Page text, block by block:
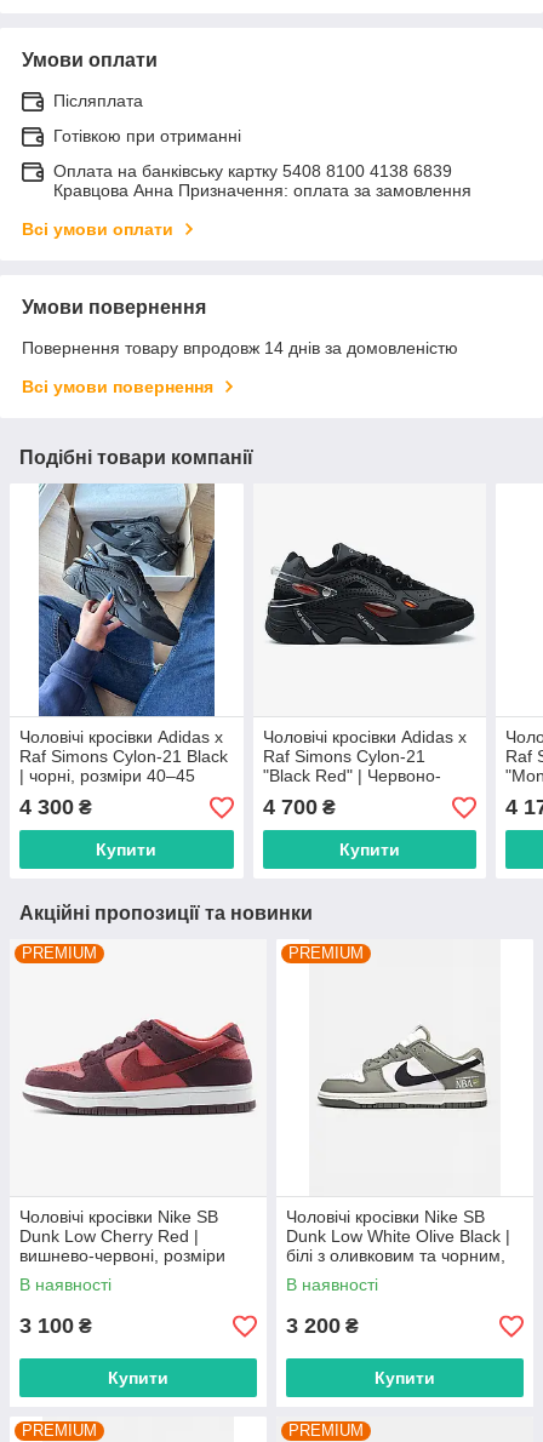
Умови оплати
Післяплата
Готівкою при отриманні
Оплата на банківську картку 5408 8100 4138 6839
Кравцова Анна Призначення: оплата за замовлення
Всі умови оплати
Умови повернення
Повернення товару впродовж 14 днів за домовленістю
Всі умови повернення
Подібні товари компанії
Чоловічі кросівки Adidas x
Raf Simons Cylon-21 Black
| чорні, розміри 40–45
4 300 ₴
Купити
Чоловічі кросівки Adidas x
Raf Simons Cylon-21
"Black Red" | Червоно-
чорний кіберпанк, розміри
41–45
4 700₴
Купити
Raf
4
Акційні пропозиції та новинки
PREMIUM
Чоловічі кросівки Nike SB
Dunk Low Cherry Red |
вишнево-червоні, розміри
40–45
В наявності
3 100 ₴
Купити
PREMIUM
Чоловічі кросівки Nike SB
Dunk Low White Olive Black |
білі з оливковим та чорним,
розміри 41–45
В наявності
3 200 ₴
Купити
PREMIUM PREMIUM